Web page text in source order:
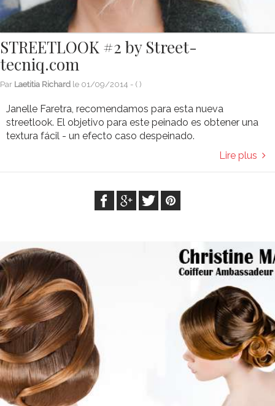
STREETLOOK #2 by Street-
tecniq.com
Par Laetitia Richard le 01/09/2014 - ( )
Janelle Faretra, recomendamos para esta nueva
streetlook. El objetivo para este peinado es obtener una
textura fácil - un efecto caso despeinado.
Lire plus